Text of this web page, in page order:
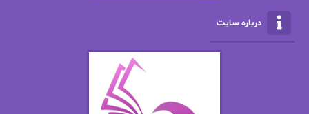
الناز محمدی
امیر فرهی
باران
درباره سایت